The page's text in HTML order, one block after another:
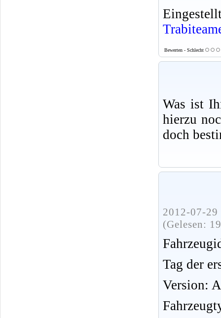
Bewerten - Schlecht
Was ist
hierzu
doch
2012-07-
(Gelesen:
Tag der
Version: